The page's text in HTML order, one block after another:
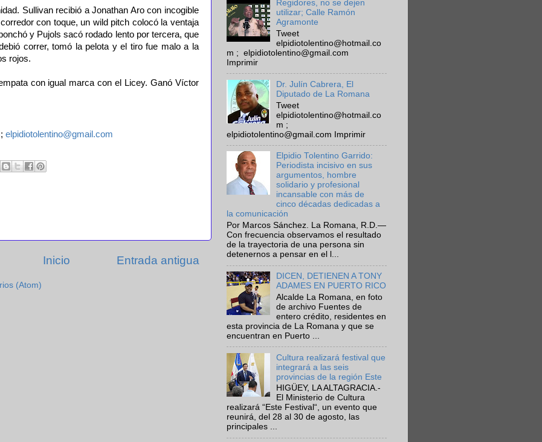
Sullivan recibió a Jonathan Aro con incogible
con toque, un wild pitch colocó la ventaja
y Pujols sacó rodado lento por tercera, que
correr, tomó la pelota y el tiro fue malo a la
rojos.
con igual marca con el Licey. Ganó Víctor
; elpidiotolentino@gmail.com
Entrada antigua
Inicio
(Atom)
Regidores, no se dejen
utilizar; Calle Ramón
Agramonte
Tweet
elpidiotolentino@hotmail.co
m ; elpidiotolentino@gmail.com
Imprimir
Dr. Julín Cabrera, El
Diputado de La Romana
Tweet
elpidiotolentino@hotmail.co
m ;
elpidiotolentino@gmail.com Imprimir
Elpidio Tolentino Garrido:
Periodista incisivo en sus
argumentos, hombre
solidario y profesional
incansable con más de
cinco décadas dedicadas a
la comunicación
Por Marcos Sánchez. La Romana, R.D.—
Con frecuencia observamos el resultado
de la trayectoria de una persona sin
detenernos a pensar en el l...
DICEN, DETIENEN A TONY
ADAMES EN PUERTO RICO
Alcalde La Romana, en foto
de archivo Fuentes de
entero crédito, residentes en
esta provincia de La Romana y que se
encuentran en Puerto ...
Cultura realizará festival que
integrará a las seis
provincias de la región Este
HIGÜEY, LA ALTAGRACIA.-
El Ministerio de Cultura
realizará “Este Festival“, un evento que
reunirá, del 28 al 30 de agosto, las
principales ...